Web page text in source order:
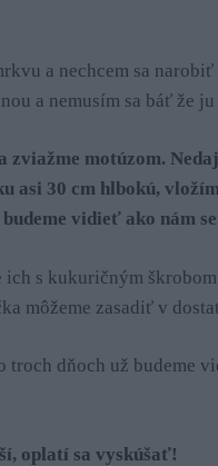
a nechcem sa
a nemusím sa báť že
zviažme motúzom.
asi 30 cm hlbokú,
vidieť ako nám
s kukuričným
môžeme zasadiť v
troch dňoch už budeme
oplatí sa vyskúšať!